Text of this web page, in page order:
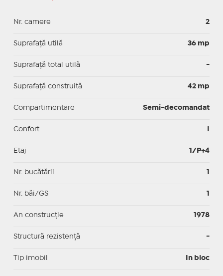
Nr. camere 2
Suprafaţă utilă 36 mp
Suprafaţă total utilă -
Suprafaţă construită 42 mp
Compartimentare Semi-decomandat
Confort
Etaj 1/P+4
Nr. bucătării 1
Nr. băi/GS 1
An construcție 1978
Structură rezistență -
Tip imobil In bloc